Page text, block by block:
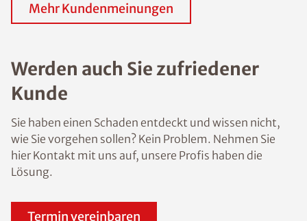
Mehr Kundenmeinungen
Werden auch Sie zufriedener
Kunde
Sie haben einen Schaden entdeckt und wissen nicht,
wie Sie vorgehen sollen? Kein Problem. Nehmen Sie
hier Kontakt mit uns auf, unsere Profis haben die
Lösung.
Termin vereinbaren